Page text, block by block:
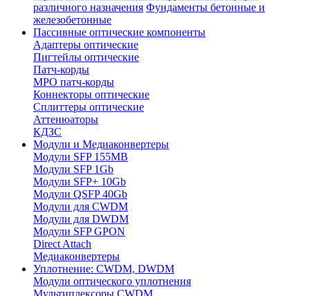
различного назначения Фундаменты бетонные и
железобетонные
Пассивные оптические компоненты
Адаптеры оптические
Пигтейлы оптические
Патч-корды
MPO патч-корды
Коннекторы оптические
Сплиттеры оптические
Аттенюаторы
КДЗС
Модули и Медиаконвертеры
Модули SFP 155MB
Модули SFP 1Gb
Модули SFP+ 10Gb
Модули QSFP 40Gb
Модули для CWDM
Модули для DWDM
Модули SFP GPON
Direct Attach
Медиаконвертеры
Уплотнение: CWDM, DWDM
Модули оптического уплотнения
Мультиплексоры CWDM